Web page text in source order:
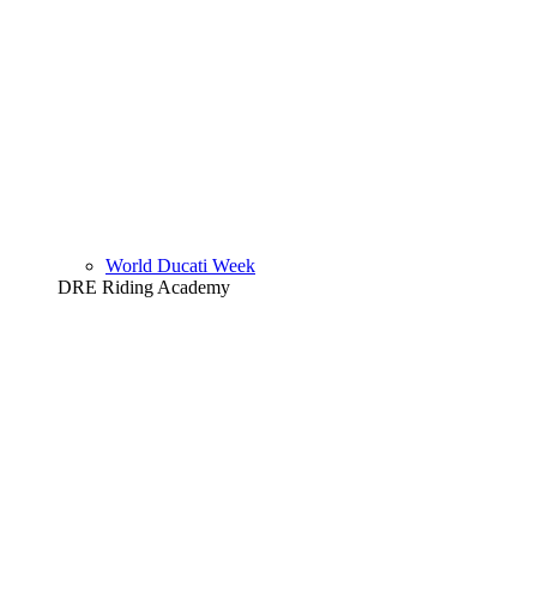
World Ducati Week
DRE Riding Academy